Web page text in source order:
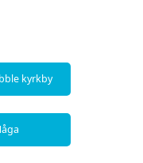
kyrkby